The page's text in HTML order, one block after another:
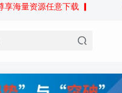
享海量资源任意下载 ▎